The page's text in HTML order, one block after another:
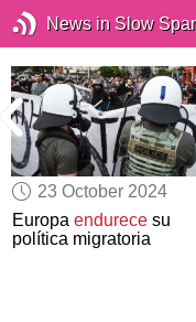
News in Slow
23 October 2024
Europaendurece su
política migratoria